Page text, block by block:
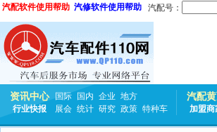
汽配软件使用帮助 汽修软件使用帮助 汽配号：
资讯中心 国际 国内 企业 地方
行业快报
展会 统计 研究 政策 特种车
汽配
加盟商